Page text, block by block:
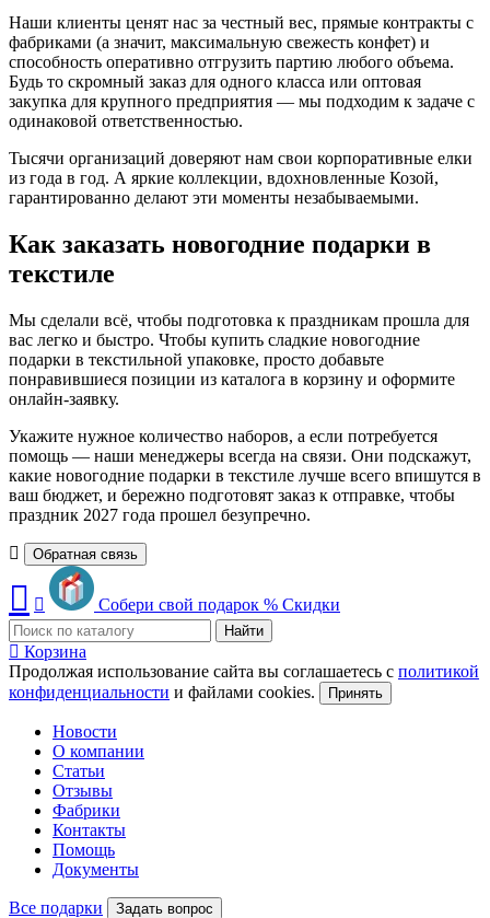
Наши клиенты ценят нас за честный вес, прямые контракты с
фабриками (а значит, максимальную свежесть конфет) и
способность оперативно отгрузить партию любого объема.
Будь то скромный заказ для одного класса или оптовая
закупка для крупного предприятия — мы подходим к задаче с
одинаковой ответственностью.
Тысячи организаций доверяют нам свои корпоративные елки
из года в год. А яркие коллекции, вдохновленные Козой,
гарантированно делают эти моменты незабываемыми.
Как заказать новогодние подарки в
текстиле
Мы сделали всё, чтобы подготовка к праздникам прошла для
вас легко и быстро. Чтобы купить сладкие новогодние
подарки в текстильной упаковке, просто добавьте
понравившиеся позиции из каталога в корзину и оформите
онлайн-заявку.
Укажите нужное количество наборов, а если потребуется
помощь — наши менеджеры всегда на связи. Они подскажут,
какие новогодние подарки в текстиле лучше всего впишутся в
ваш бюджет, и бережно подготовят заказ к отправке, чтобы
праздник 2027 года прошел безупречно.
Обратная связь
Собери свой подарок % Скидки
Найти
Корзина
Продолжая использование сайта вы соглашаетесь с политикой
конфиденциальности и файлами cookies. Принять
Новости
О компании
Статьи
Отзывы
Фабрики
Контакты
Помощь
Документы
Все подарки Задать вопрос